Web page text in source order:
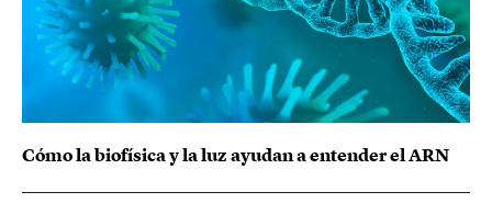
Cómo la biofísica y la luz ayudan a entender el ARN